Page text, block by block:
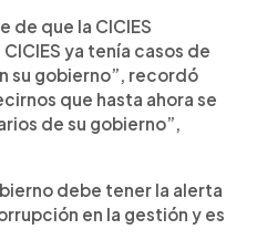
de que la CICIES
ya tenía casos de
su gobierno”, recordó
que hasta ahora se
de su gobierno”,
debe tener la alerta
en la gestión y es